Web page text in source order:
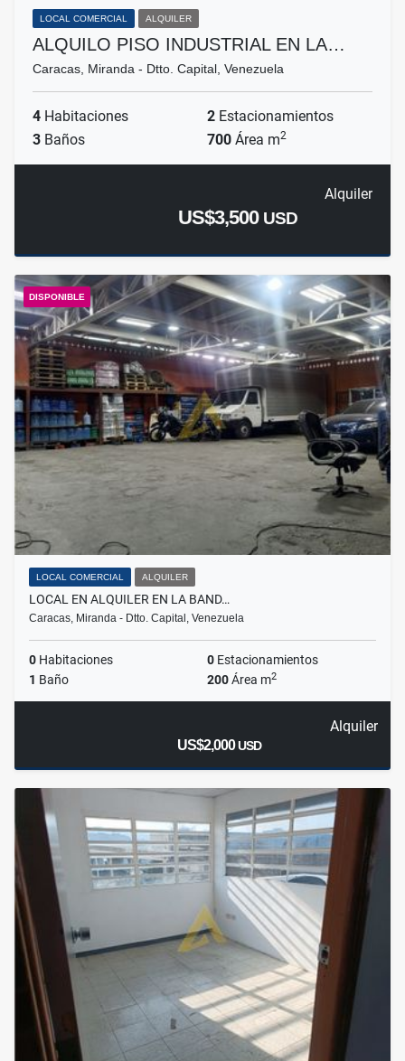
LOCAL COMERCIAL ALQUILER
ALQUILO PISO INDUSTRIAL EN LA…
Caracas, Miranda - Dtto. Capital, Venezuela
4 Habitaciones 2 Estacionamientos
3 Baños 700 Área m2
Alquiler
US$3,500 USD
DISPONIBLE
LOCAL COMERCIAL ALQUILER
LOCAL EN ALQUILER EN LA BAND…
Caracas, Miranda - Dtto. Capital, Venezuela
0 Habitaciones 0 Estacionamientos
1 Baño 200Área m2
Alquiler
US$2,000USD